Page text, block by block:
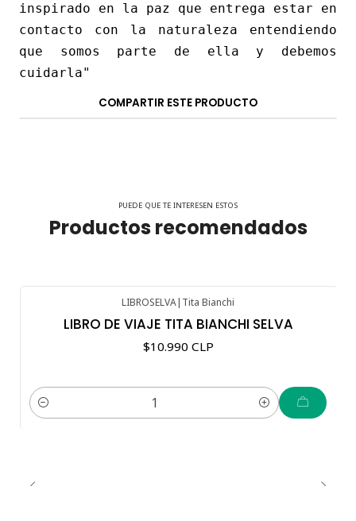
inspirado en la paz que entrega estar en
contacto con la naturaleza entendiendo
que somos parte de ella y debemos
cuidarla"
COMPARTIR ESTE PRODUCTO
PUEDE QUE TE INTERESEN ESTOS
Productos recomendados
LIBROSELVA| Tita Bianchi
LIBRO DE VIAJE TITA BIANCHI SELVA
$10.990 CLP
Cantidad